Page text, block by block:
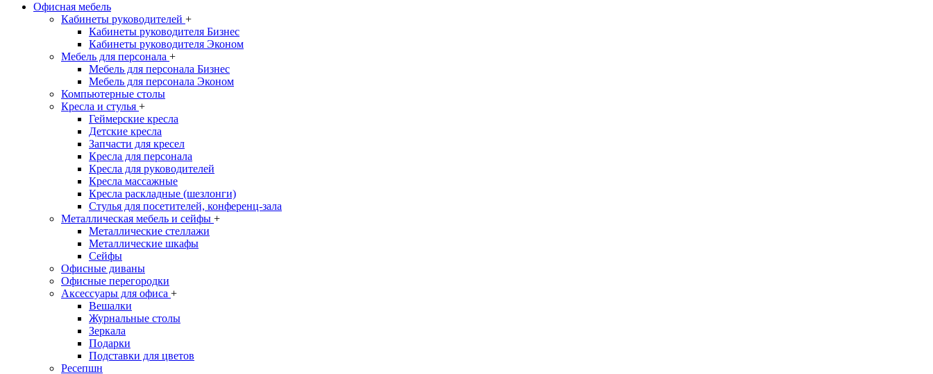
Офисная мебель
Кабинеты руководителей +
Кабинеты руководителя Бизнес
Кабинеты руководителя Эконом
Мебель для персонала +
Мебель для персонала Бизнес
Мебель для персонала Эконом
Компьютерные столы
Кресла и стулья +
Геймерские кресла
Детские кресла
Запчасти для кресел
Кресла для персонала
Кресла для руководителей
Кресла массажные
Кресла раскладные (шезлонги)
Стулья для посетителей, конференц-зала
Металлическая мебель и сейфы +
Металлические стеллажи
Металлические шкафы
Сейфы
Офисные диваны
Офисные перегородки
Аксессуары для офиса +
Вешалки
Журнальные столы
Зеркала
Подарки
Подставки для цветов
Ресепшн